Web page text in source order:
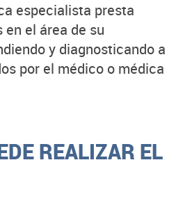
especialista presta
el área de su
y diagnosticando a
por el médico o médica
REALIZAR EL